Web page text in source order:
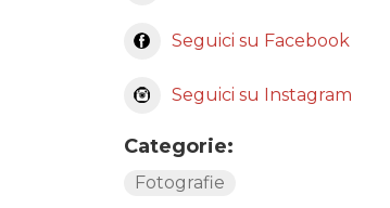
Seguici su Facebook
Seguici su Instagram
Categorie:
Fotografie